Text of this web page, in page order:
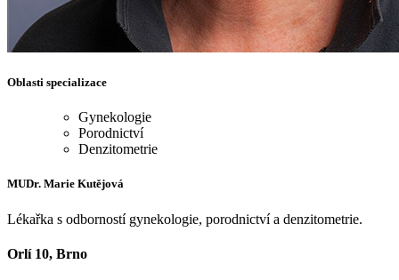
Oblasti specializace
Gynekologie
Porodnictví
Denzitometrie
MUDr. Marie Kutějová
Lékařka s odborností gynekologie, porodnictví a denzitometrie.
Orlí 10, Brno